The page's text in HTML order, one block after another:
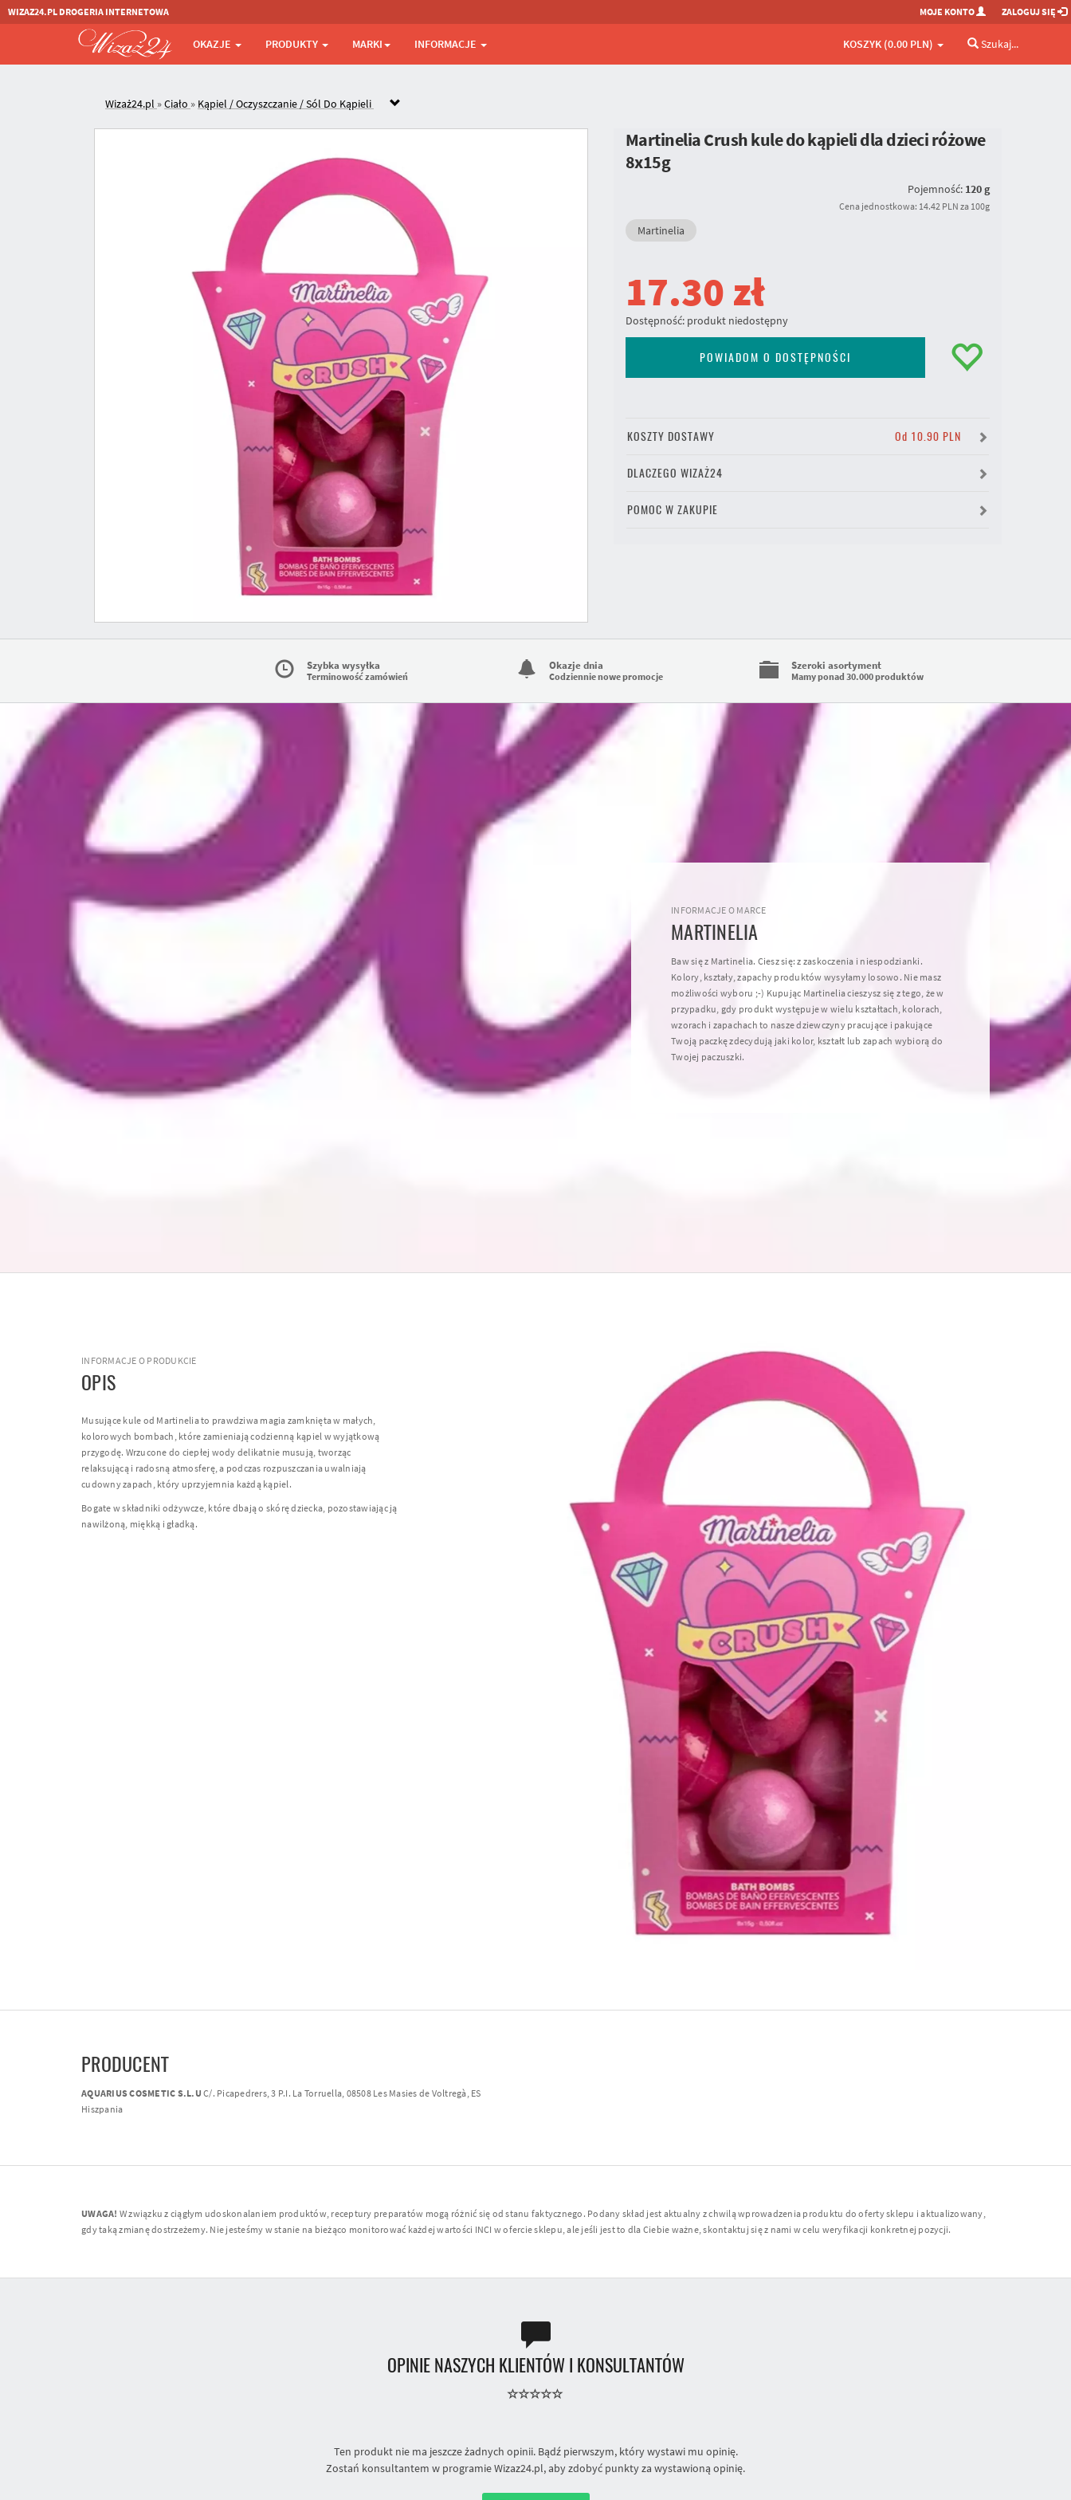
WIZAZ24.PL DROGERIA INTERNETOWA MOJE KONTO ZALOGUJ SIĘ
OKAZJE PRODUKTY MARKI INFORMACJE KOSZYK (0.00 PLN) Szukaj...
Wizaż24.pl »Ciało » Kąpiel / Oczyszczanie / Sól Do Kąpieli
Martinelia Crush kule do kąpieli dla dzieci różowe
8x15g
Pojemność: 120 g
Cena jednostkowa: 14.42 PLN za 100g
Martinelia
17.30 zł
Dostępność: produkt niedostępny
POWIADOM O DOSTĘPNOŚCI
KOSZTY DOSTAWY Od 10.90 PLN
DLACZEGO WIZAŻ24
POMOC W ZAKUPIE
Szybka wysyłka
Terminowość zamówień
Okazje dnia
Codziennie nowe promocje
Szeroki asortyment
Mamy ponad 30.000 produktów
INFORMACJE O MARCE
MARTINELIA
Baw się z Martinelia. Ciesz się: z zaskoczenia i niespodzianki.
Kolory, kształy, zapachy produktów wysyłamy losowo. Nie masz
możliwości wyboru ;-) Kupując Martinelia cieszysz się z tego, że w
przypadku, gdy produkt występuje w wielu kształtach, kolorach,
wzorach i zapachach to nasze dziewczyny pracujące i pakujące
Twoją paczkę zdecydują jaki kolor, kształt lub zapach wybiorą do
Twojej paczuszki.
INFORMACJE O PRODUKCIE
OPIS
Musujące kule od Martinelia to prawdziwa magia zamknięta w małych,
kolorowych bombach, które zamieniają codzienną kąpiel w wyjątkową
przygodę. Wrzucone do ciepłej wody delikatnie musują, tworząc
relaksującą i radosną atmosferę, a podczas rozpuszczania uwalniają
cudowny zapach, który uprzyjemnia każdą kąpiel.
Bogate w składniki odżywcze, które dbają o skórę dziecka, pozostawiając ją
nawilżoną, miękką i gładką.
PRODUCENT
AQUARIUS COSMETIC S.L.U C/. Picapedrers, 3 P.I. La Torruella, 08508 Les Masies de Voltregà, ES
Hiszpania
UWAGA! W związku z ciągłym udoskonalaniem produktów, receptury preparatów mogą różnić się od stanu faktycznego. Podany skład jest aktualny z chwilą wprowadzenia produktu do oferty sklepu i aktualizowany,
gdy taką zmianę dostrzeżemy. Nie jesteśmy w stanie na bieżąco monitorować każdej wartości INCI w ofercie sklepu, ale jeśli jest to dla Ciebie ważne, skontaktuj się z nami w celu weryfikacji konkretnej pozycji.
OPINIE NASZYCH KLIENTÓW I KONSULTANTÓW
Ten produkt nie ma jeszcze żadnych opinii. Bądź pierwszym, który wystawi mu opinię.
Zostań konsultantem w programie Wizaz24.pl, aby zdobyć punkty za wystawioną opinię.